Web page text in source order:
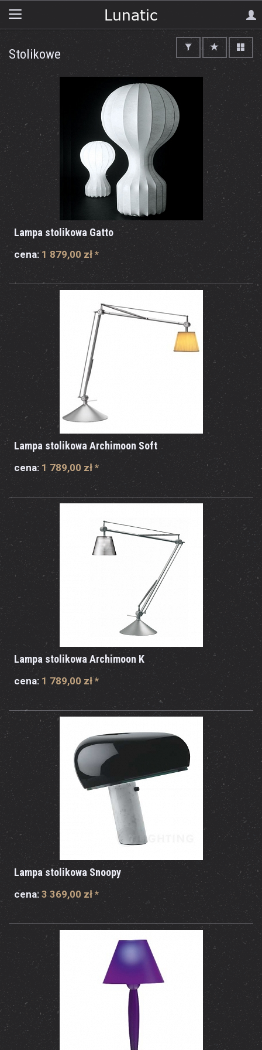
Stolikowe
Lampa stolikowa Gatto
cena: 1 879,00 zł *
Lampa stolikowa Archimoon Soft
cena: 1 789,00 zł *
Lampa stolikowa Archimoon K
cena: 1 789,00 zł*
Lampa stolikowa Snoopy
cena: 3 369,00 zł *